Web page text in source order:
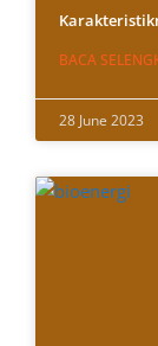
BACA
28 June 2023